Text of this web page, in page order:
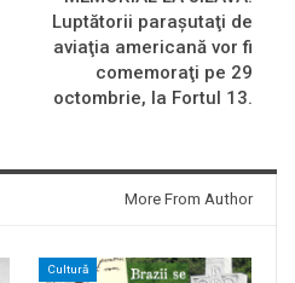
Luptătorii paraşutaţi de
aviaţia americană vor fi
comemoraţi pe 29
octombrie, la Fortul 13.
More From Author
Cultură